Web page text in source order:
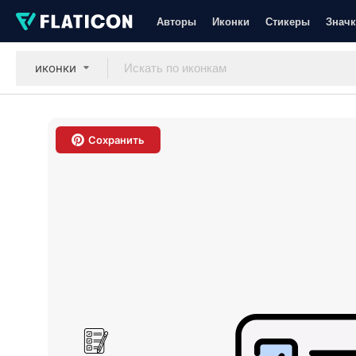
Авторы Иконки Стикеры
иконки
Сохранить